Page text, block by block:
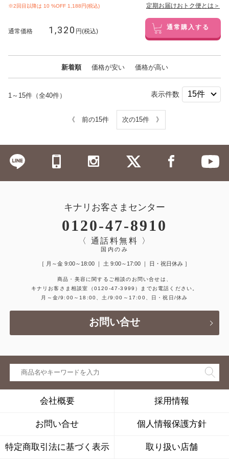
※2回目以降は 10 %OFF 1,188円(税込) 定期お届けおトク便とは＞
通常価格 1,320 円(税込) 通常購入する
新着順 価格が安い 価格が高い
1～15件（全40件） 表示件数
《 前の15件 次の15件 》
キナリお客さまセンター
0120-47-8910
〈 通話料無料 〉
国内のみ
［ 月～金 9:00～18:00 ｜ 土 9:00～17:00 ｜ 日・祝日休み ］
商品・美容に関するご相談のお問い合せは、
キナリお客さま相談室
（0120-47-3999）
までお電話ください。
月～金/9:00～18:00、土/9:00～17:00、日・祝日/休み
お問い合せ
会社概要 採用情報
お問い合せ 個人情報保護方針
特定商取引法に基づく表示 取り扱い店舗